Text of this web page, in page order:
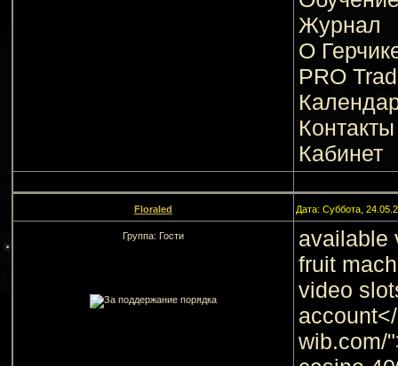
Журнал
О
PRO
Контакты
Кабинет
Floraled Дата: Суббота,
Группа: Гости
available
fruit
video
wib.com/